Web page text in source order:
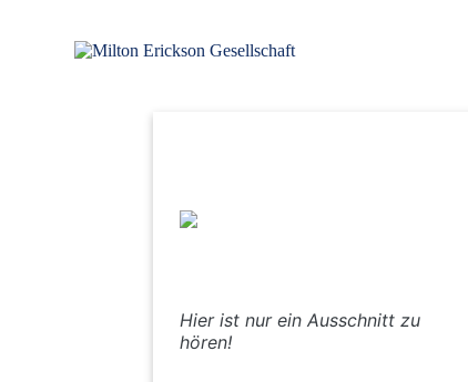
Hier ist nur ein Ausschnitt zu
hören!